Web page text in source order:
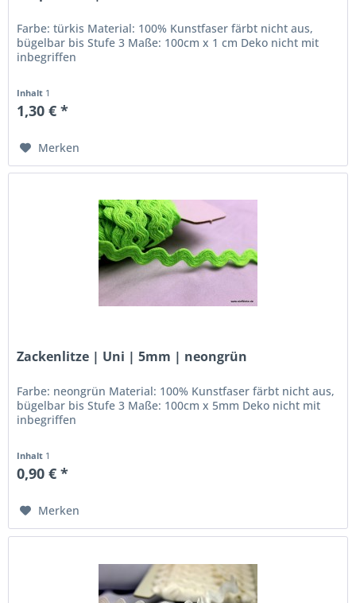
Farbe: türkis Material: 100% Kunstfaser färbt nicht aus,
bügelbar bis Stufe 3 Maße: 100cm x 1 cm Deko nicht mit
inbegriffen
Inhalt 1
1,30 € *
Merken
Zackenlitze | Uni | 5mm | neongrün
Farbe: neongrün Material: 100% Kunstfaser färbt nicht aus,
bügelbar bis Stufe 3 Maße: 100cm x 5mm Deko nicht mit
inbegriffen
Inhalt 1
0,90 € *
Merken